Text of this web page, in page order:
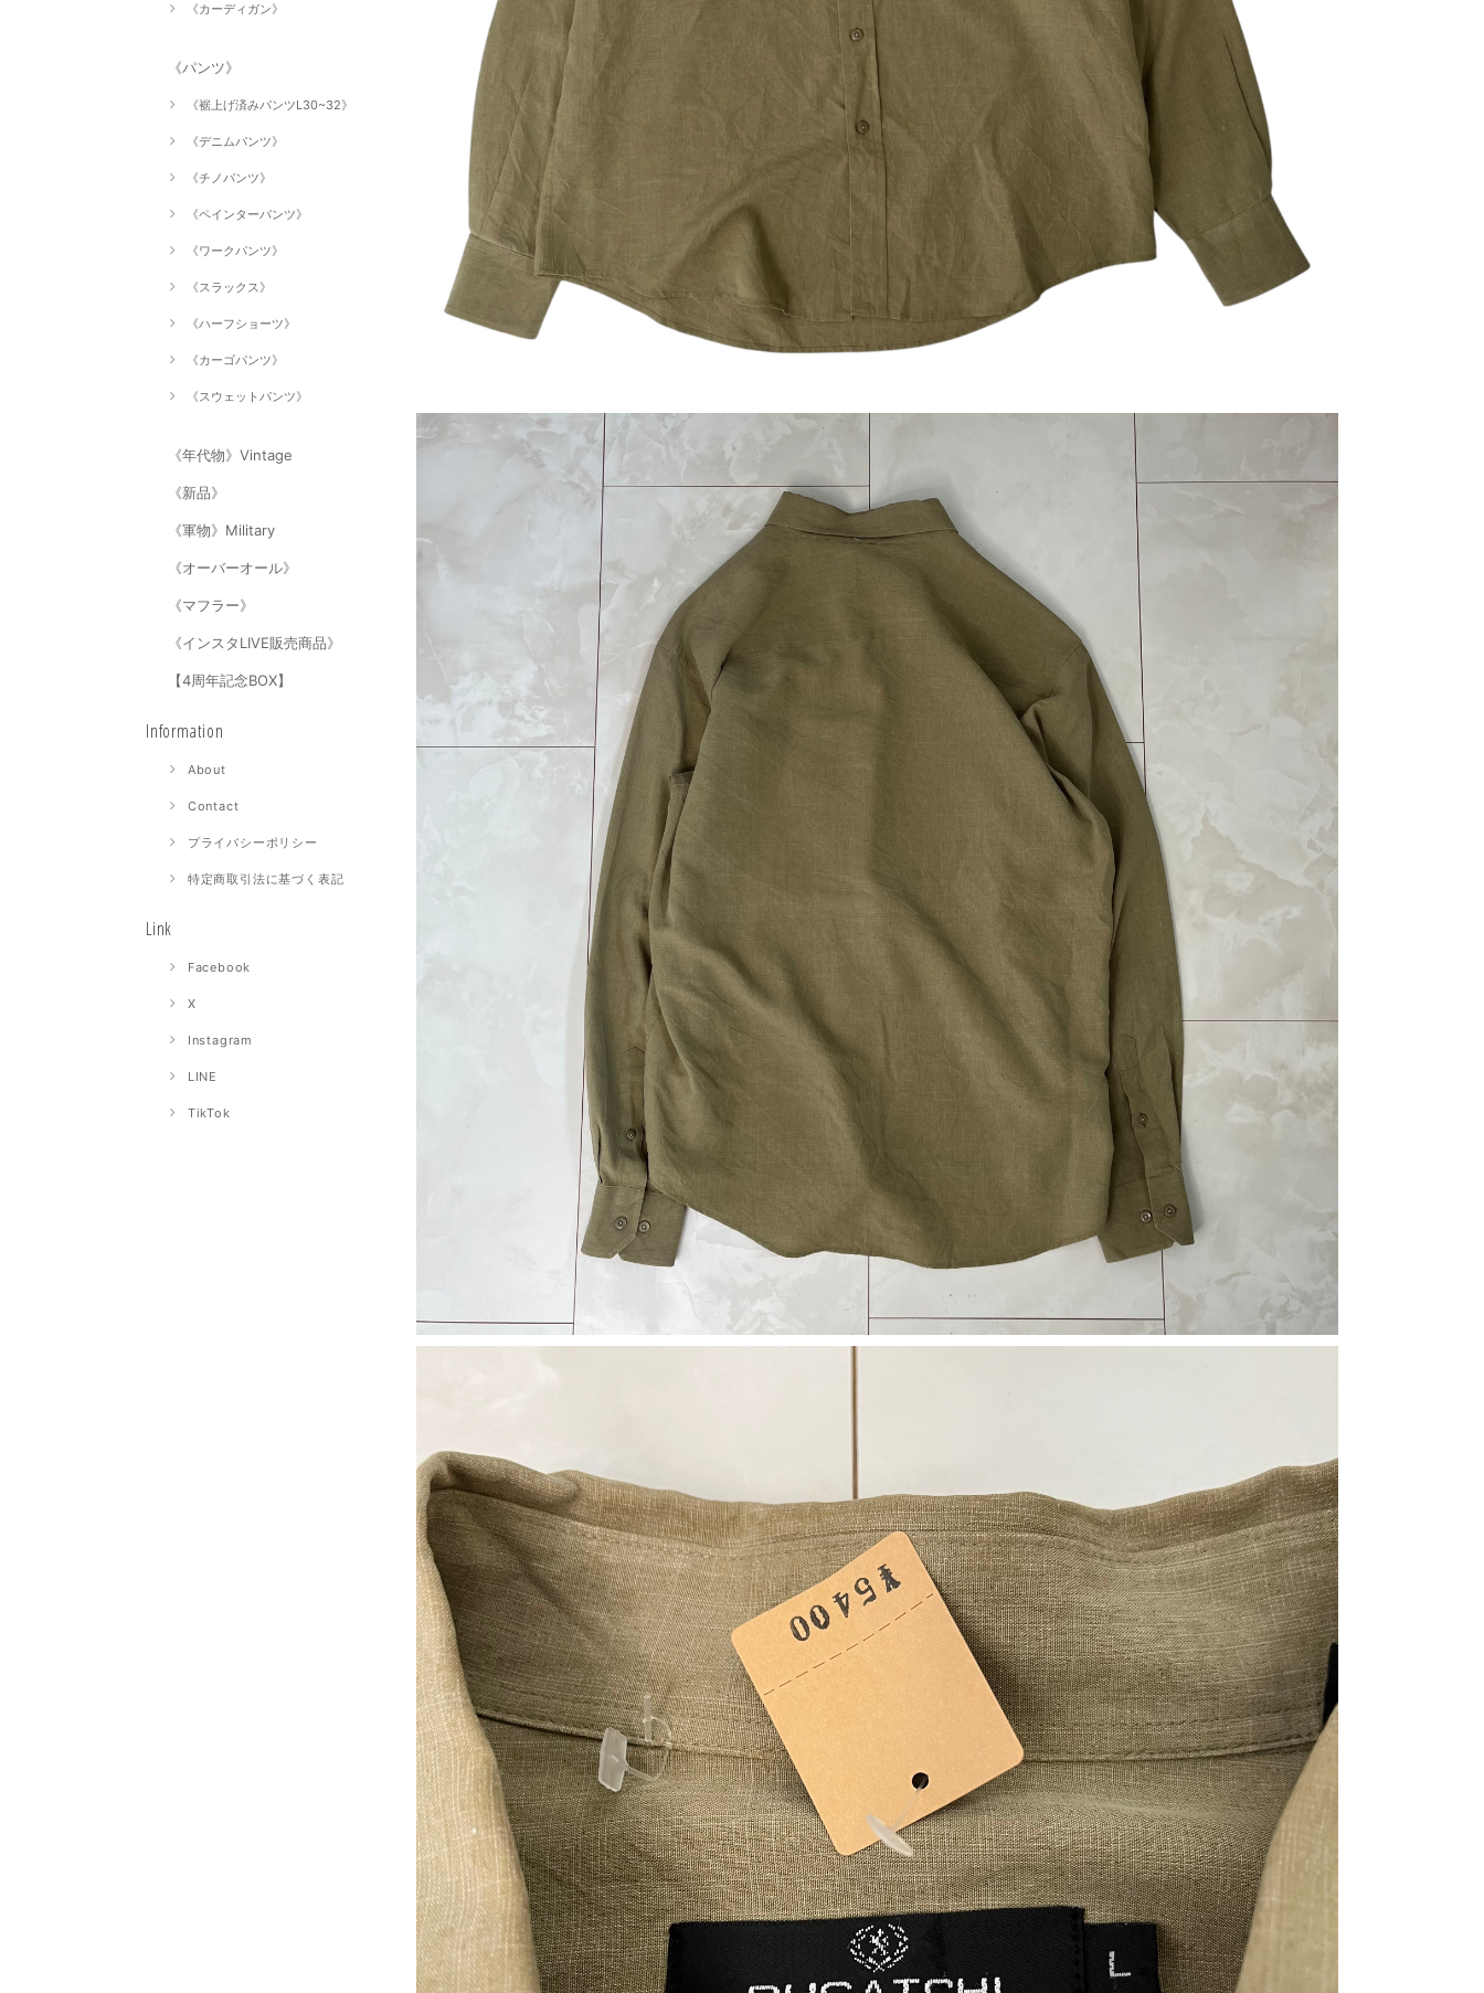
《カーディガン》
《パンツ》
《裾上げ済みパンツL30~32》
《デニムパンツ》
《チノパンツ》
《ペインターパンツ》
《ワークパンツ》
《スラックス》
《ハーフショーツ》
《カーゴパンツ》
《スウェットパンツ》
《年代物》Vintage
《新品》
《軍物》Military
《オーバーオール》
《マフラー》
《インスタLIVE販売商品》
【4周年記念BOX】
Information
About
Contact
プライバシーポリシー
特定商取引法に基づく表記
Link
Facebook
X
Instagram
LINE
TikTok